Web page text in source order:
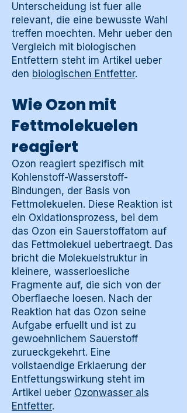
Unterscheidung ist fuer alle
relevant, die eine bewusste Wahl
treffen moechten. Mehr ueber den
Vergleich mit biologischen
Entfettern steht im Artikel ueber
den biologischen Entfetter.
Wie Ozon mit
Fettmolekuelen
reagiert
Ozon reagiert spezifisch mit
Kohlenstoff-Wasserstoff-
Bindungen, der Basis von
Fettmolekuelen. Diese Reaktion ist
ein Oxidationsprozess, bei dem
das Ozon ein Sauerstoffatom auf
das Fettmolekuel uebertraegt. Das
bricht die Molekuelstruktur in
kleinere, wasserloesliche
Fragmente auf, die sich von der
Oberflaeche loesen. Nach der
Reaktion hat das Ozon seine
Aufgabe erfuellt und ist zu
gewoehnlichem Sauerstoff
zurueckgekehrt. Eine
vollstaendige Erklaerung der
Entfettungswirkung steht im
Artikel ueber Ozonwasser als
Entfetter.